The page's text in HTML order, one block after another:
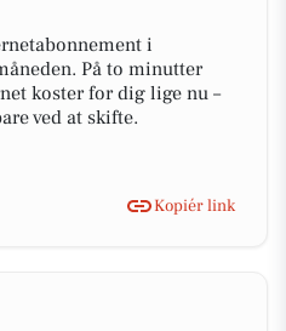
i
På to minutter
koster for dig lige nu –
ved at skifte.
Kopiér link